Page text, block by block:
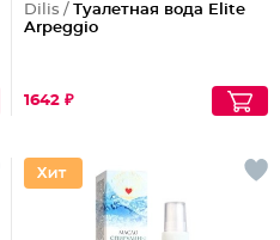
Dilis / Туалетная вода Elite
Arpeggio
1642 ₽